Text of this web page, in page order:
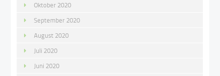
Oktober 2020
September 2020
August 2020
Juli 2020
Juni 2020